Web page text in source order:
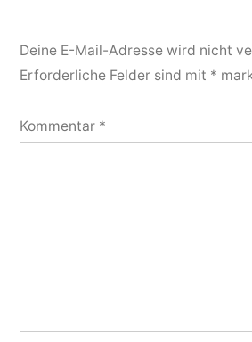
Deine E-Mail-Adresse wird nicht
Erforderliche Felder sind mit *
Kommentar *